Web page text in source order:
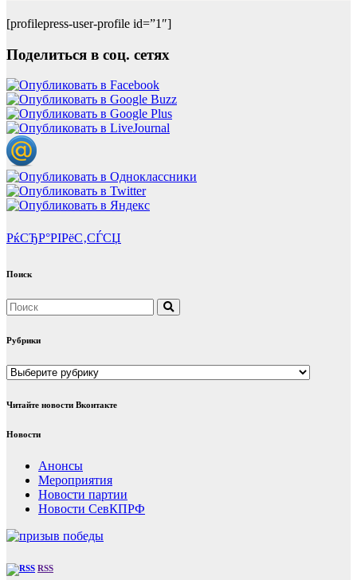
[profilepress-user-profile id=”1″]
Поделиться в соц. сетях
РќСЂР°РІРёС‚СЃСЏ
Поиск
Рубрики
Рубрики
Читайте новости Вконтакте
Новости
Анонсы
Мероприятия
Новости партии
Новости СевКПРФ
RSS